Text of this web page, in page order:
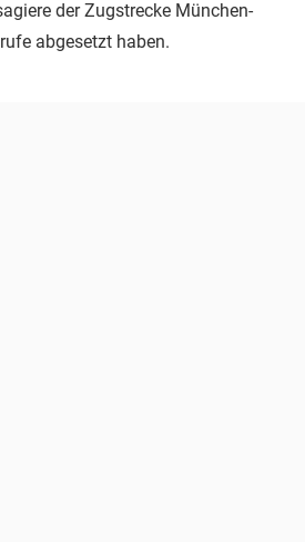
der Zugstrecke München-
abgesetzt haben.